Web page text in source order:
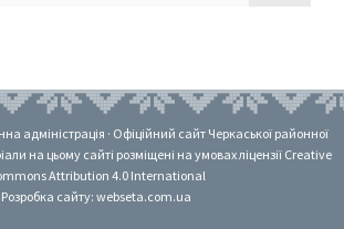
адміністрація · Офіційний сайт Черкаської районної
на цьому сайті розміщені на умовах ліцензії Creative
Attribution 4.0 International
Розробка сайту: webseta.com.ua